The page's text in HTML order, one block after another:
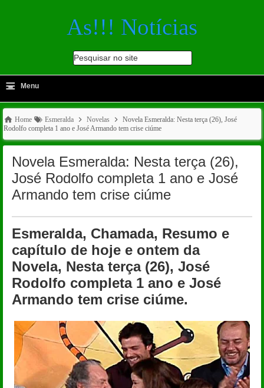
As!!! Notícias
Pesquisar no site
-
≡ Menu
Home Esmeralda Novelas
Novela Esmeralda: Nesta terça (26), José
Rodolfo completa 1 ano e José Armando tem crise ciúme
Novela Esmeralda: Nesta terça (26),
José Rodolfo completa 1 ano e José
Armando tem crise ciúme
Esmeralda, Chamada, Resumo e
capítulo de hoje e ontem da
Novela, Nesta terça (26), José
Rodolfo completa 1 ano e José
Armando tem crise ciúme.